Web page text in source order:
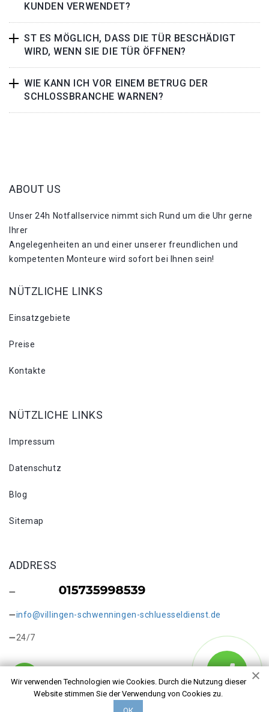
KUNDEN VERWENDET?
ST ES MÖGLICH, DASS DIE TÜR BESCHÄDIGT
WIRD, WENN SIE DIE TÜR ÖFFNEN?
WIE KANN ICH VOR EINEM BETRUG DER
SCHLOSSBRANCHE WARNEN?
Wir verwenden Technologien wie Cookies. Durch die Nutzung dieser
Website stimmen Sie der Verwendung von Cookies zu.
ABOUT US
Unser 24h Notfallservice nimmt sich Rund um die Uhr gerne
Ihrer
Angelegenheiten an und einer unserer freundlichen und
kompetenten Monteure wird sofort bei Ihnen sein!
NÜTZLICHE LINKS
Einsatzgebiete
Preise
Kontakte
NÜTZLICHE LINKS
Impressum
Datenschutz
Blog
Sitemap
ADDRESS
info@villingen-schwenningen-schluesseldienst.de
24/7
Copyright © 2026 Schlüsseldienst in Villingen